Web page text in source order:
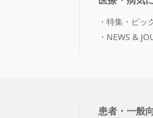
特集・ピッ
NEWS &
患者・一般